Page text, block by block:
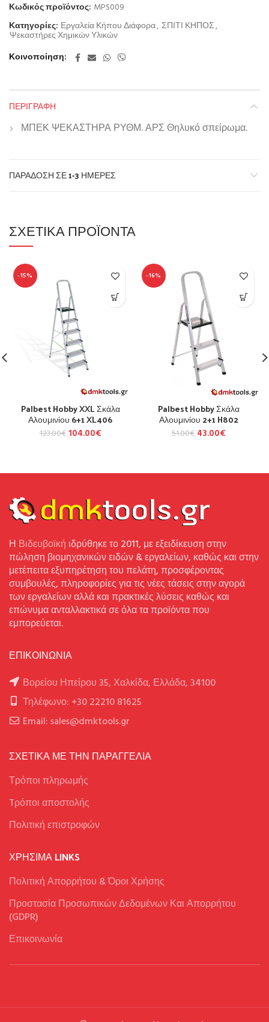
Κωδικός προϊόντος: MPS009
Κατηγορίες: Εργαλεία Κήπου Διάφορα, ΣΠΙΤΙ ΚΗΠΟΣ,
Ψεκαστήρες Χημικών Υλικών
Κοινοποίηση
ΠΕΡΙΓΡΑΦΉ
ΜΠΕΚ ΨΕΚΑΣΤΗΡΑ ΡΥΘΜ. ΑΡΣ Θηλυκό σπείρωμα.
ΠΑΡΆΔΟΣΗ ΣΕ 1-3 ΗΜΈΡΕΣ
ΣΧΕΤΙΚΆ ΠΡΟΪΌΝΤΑ
-15%
Palbest Hobby XXL Σκάλα
Αλουμινίου 6+1 XL406
123.00€ 104.00€
-16%
Palbest Hobby Σκάλα
Αλουμινίου 2+1 H802
51.00€ 43.00€
Η Βιδευβοϊκή ιδρύθηκε το 2011, με εξειδίκευση στην
πώληση βιομηχανικών ειδών & εργαλείων, καθώς και στην
μετέπειτα εξυπηρέτηση του πελάτη, προσφέροντας
συμβουλές, πληροφορίες για τις νέες τάσεις στην αγορά
των εργαλείων αλλά και πρακτικές λύσεις καθώς και
επώνυμα ανταλλακτικά σε όλα τα προϊόντα που
εμπορεύεται.
ΕΠΙΚΟΙΝΩΝΙΑ
Βορείου Ηπείρου 35, Χαλκίδα, Ελλάδα, 34100
Τηλέφωνο: +30 22210 81625
Email: sales@dmktools.gr
ΣΧΕΤΙΚΑ ΜΕ ΤΗΝ ΠΑΡΑΓΓΕΛΙΑ
Τρόποι πληρωμής
Tρόποι αποστολής
Πολιτική επιστροφών
ΧΡΉΣΙΜΑ LINKS
Πολιτική Απορρήτου & Όροι Χρήσης
Προστασία Προσωπικών Δεδομένων Και Απορρήτου
(GDPR)
Επικοινωνία